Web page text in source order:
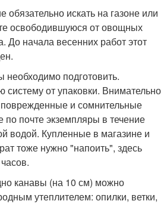
искать на газоне или
освободившуюся от овощных
До начала весенних работ этот
подготовить.
систему от упаковки. Внимательно
и сомнительные
почте экземпляры в течение
водой. Купленные в магазине и
тоже нужно "напоить", здесь
канавы (на 10 см) можно
утеплителем: опилки, ветки,